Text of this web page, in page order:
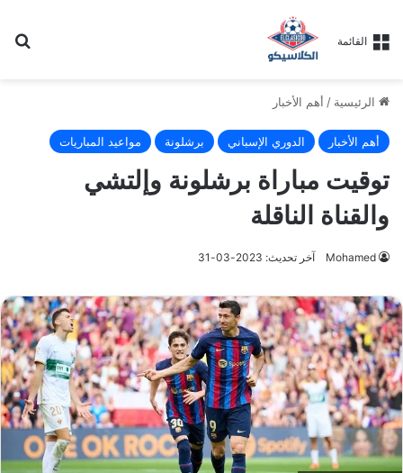
القائمة
الرئيسية / أهم الأخبار
أهم الأخبار الدوري الإسباني برشلونة مواعيد المباريات
توقيت مباراة برشلونة وإلتشي
والقناة الناقلة
Mohamed آخر تحديث: 2023-03-31